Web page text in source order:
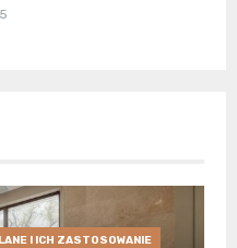
I ICH ZASTOSOWANIE